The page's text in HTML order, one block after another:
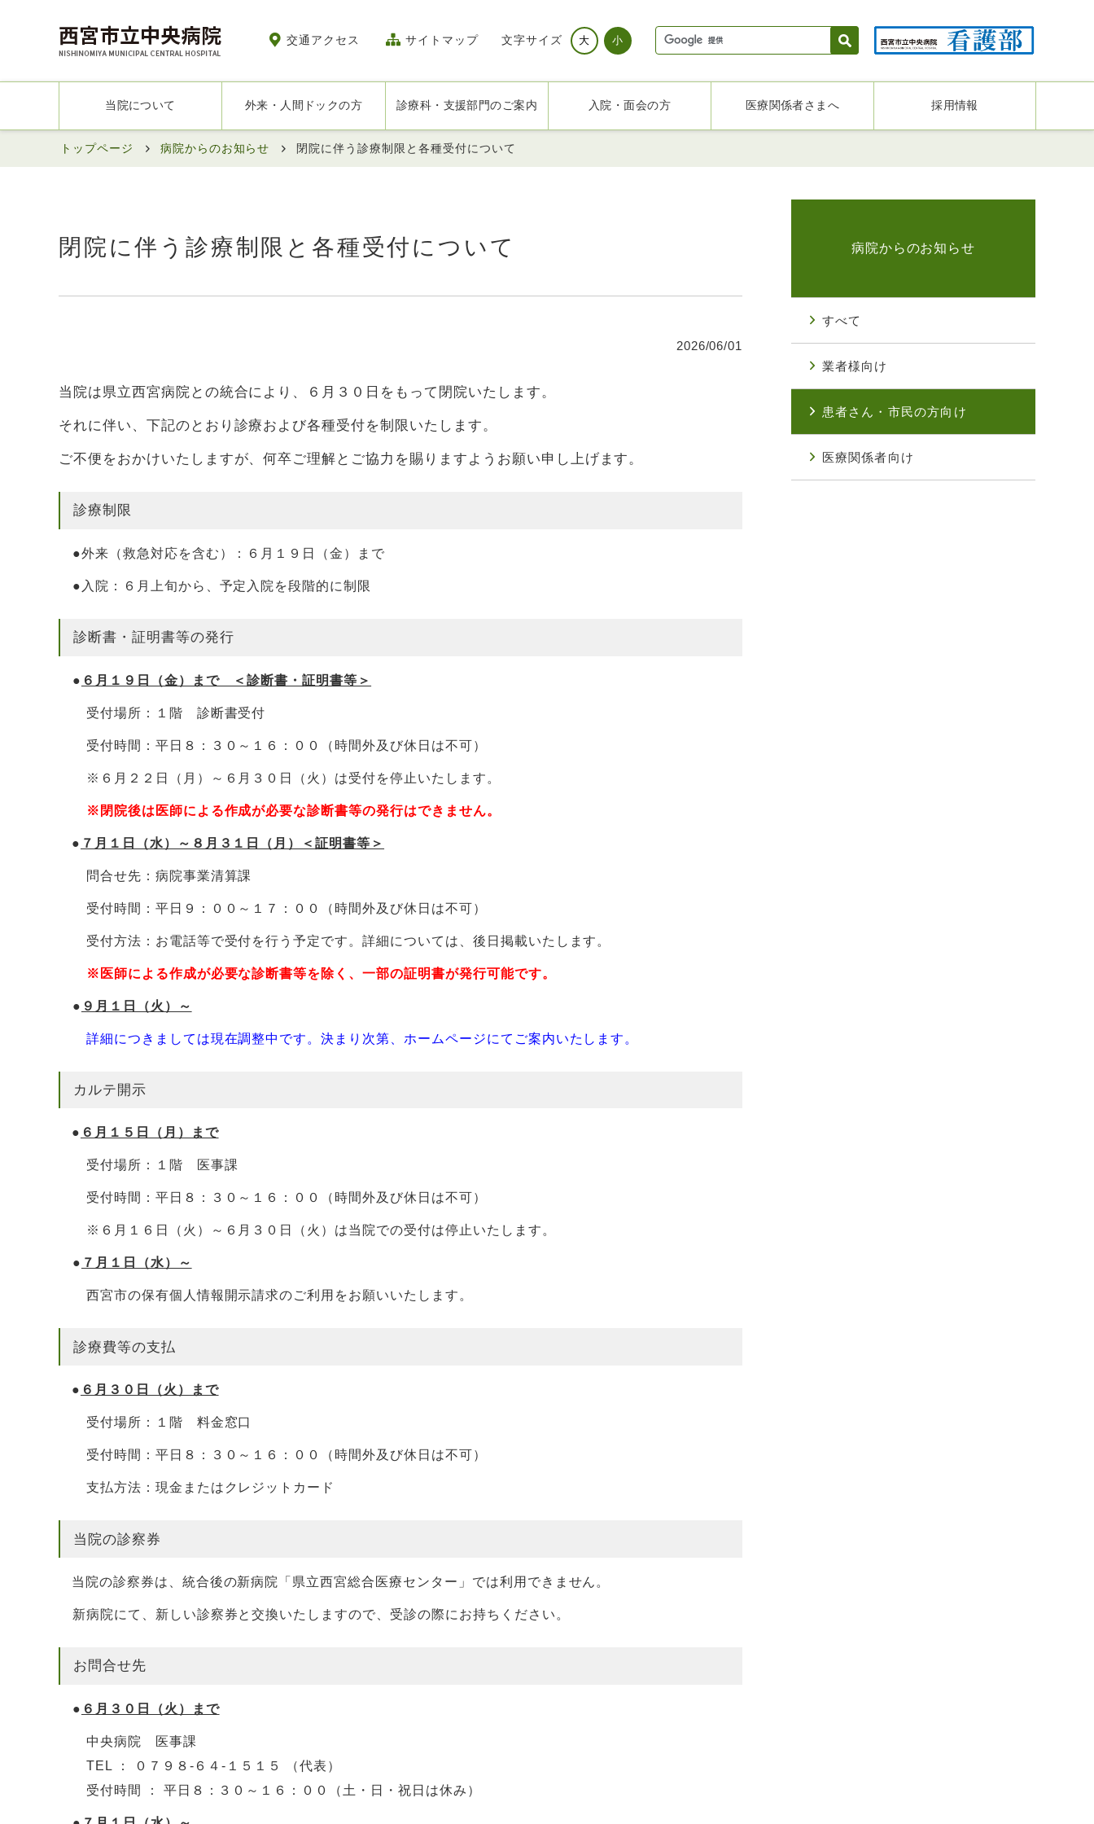
交通アクセス サイトマップ 文字サイズ 大 小
当院について 外来・人間ドックの方 診療科・支援部門のご案内 入院・面会の方 医療関係者さまへ 採用情報
トップページ 病院からのお知らせ 閉院に伴う診療制限と各種受付について
閉院に伴う診療制限と各種受付について
2026/06/01
当院は県立西宮病院との統合により、６月３０日をもって閉院いたします。
それに伴い、下記のとおり診療および各種受付を制限いたします。
ご不便をおかけいたしますが、何卒ご理解とご協力を賜りますようお願い申し上げます。
診療制限
●外来（救急対応を含む）：６月１９日（金）まで
●入院：６月上旬から、予定入院を段階的に制限
診断書・証明書等の発行
● ６月１９日（金）まで ＜診断書・証明書等＞
受付場所：１階 診断書受付
受付時間：平日８：３０～１６：００（時間外及び休日は不可）
※６月２２日（月）～６月３０日（火）は受付を停止いたします。
※閉院後は医師による作成が必要な診断書等の発行はできません。
● ７月１日（水）～８月３１日（月）＜証明書等＞
問合せ先：病院事業清算課
受付時間：平日９：００～１７：００（時間外及び休日は不可）
受付方法：お電話等で受付を行う予定です。詳細については、後日掲載いたします。
※医師による作成が必要な診断書等を除く、一部の証明書が発行可能です。
● ９月１日（火）～
詳細につきましては現在調整中です。決まり次第、ホームページにてご案内いたします。
カルテ開示
● ６月１５日（月）まで
受付場所：１階 医事課
受付時間：平日８：３０～１６：００（時間外及び休日は不可）
※６月１６日（火）～６月３０日（火）は当院での受付は停止いたします。
● ７月１日（水）～
西宮市の保有個人情報開示請求のご利用をお願いいたします。
診療費等の支払
● ６月３０日（火）まで
受付場所：１階 料金窓口
受付時間：平日８：３０～１６：００（時間外及び休日は不可）
支払方法：現金またはクレジットカード
当院の診察券
当院の診察券は、統合後の新病院「県立西宮総合医療センター」では利用できません。
新病院にて、新しい診察券と交換いたしますので、受診の際にお持ちください。
お問合せ先
● ６月３０日（火）まで
中央病院 医事課
TEL ： ０７９８-６４-１５１５ （代表）
受付時間 ： 平日８：３０～１６：００（土・日・祝日は休み）
病院からのお知らせ
すべて
業者様向け
患者さん・市民の方向け
医療関係者向け